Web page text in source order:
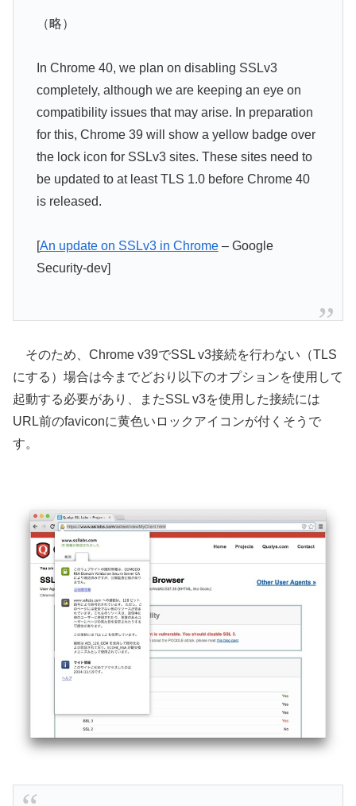
（略）
In Chrome 40, we plan on disabling SSLv3
completely, although we are keeping an eye on
compatibility issues that may arise. In preparation
for this, Chrome 39 will show a yellow badge over
the lock icon for SSLv3 sites. These sites need to
be updated to at least TLS 1.0 before Chrome 40
is released.
[An update on SSLv3 in Chrome– Google
Security-dev]
そのため、Chrome v39でSSL v3接続を行わない（TLS
にする）場合は今までどおり以下のオプションを使用して
起動する必要があり、またSSL v3を使用した接続には
URL前のfaviconに黄色いロックアイコンが付くそうで
す。